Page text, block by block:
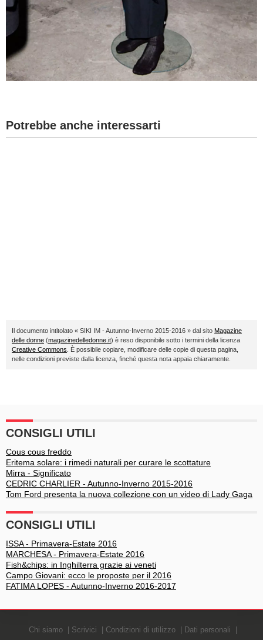
Potrebbe anche interessarti
Il documento intitolato « SIKI IM - Autunno-Inverno 2015-2016 » dal sito Magazine
delle donne (magazinedelledonne.it) è reso disponibile sotto i termini della licenza
Creative Commons . È possibile copiare, modificare delle copie di questa pagina,
nelle condizioni previste dalla licenza, finché questa nota appaia chiaramente.
CONSIGLI UTILI
Cous cous freddo
Eritema solare: i rimedi naturali per curare le scottature
Mirra - Significato
CEDRIC CHARLIER - Autunno-Inverno 2015-2016
Tom Ford presenta la nuova collezione con un video di Lady Gaga
CONSIGLI UTILI
ISSA - Primavera-Estate 2016
MARCHESA - Primavera-Estate 2016
Fish&chips: in Inghilterra grazie ai veneti
Campo Giovani: ecco le proposte per il 2016
FATIMA LOPES - Autunno-Inverno 2016-2017
Chi siamo Scrivici Condizioni di utilizzo Dati personali